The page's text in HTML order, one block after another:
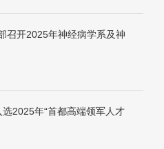
召开2025年神经病学系及神
2025年“首都高端领军人才